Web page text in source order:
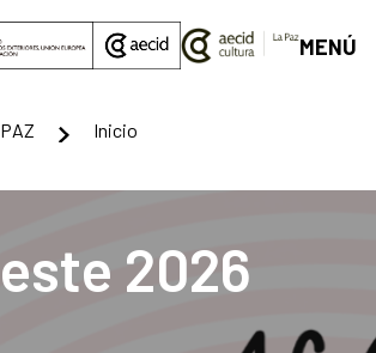
principal
MENÚ
Inicio
2026